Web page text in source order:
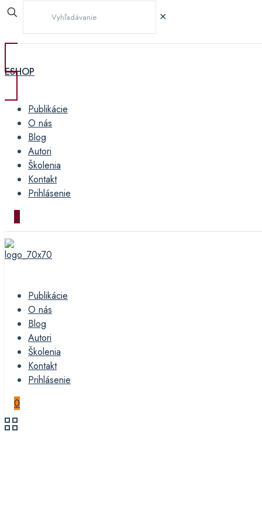
✕
ESHOP
Publikácie
O nás
Blog
Autori
Školenia
Kontakt
Prihlásenie
0
Publikácie
O nás
Blog
Autori
Školenia
Kontakt
Prihlásenie
0